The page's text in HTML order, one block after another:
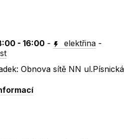
- 16:00 - elektřina -
Obnova sítě NN ul.Písnická